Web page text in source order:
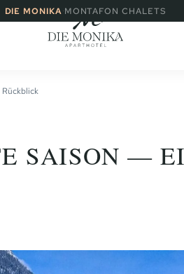
DIE MONIKA·MONTAFON CHALETS
SAISON —